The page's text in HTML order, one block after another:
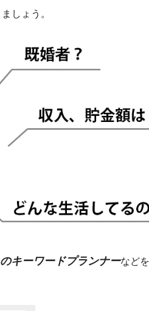
しょう。
キーワードプランナーなど